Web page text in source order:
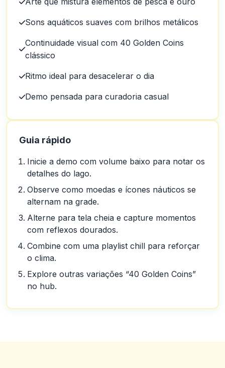
Sons aquáticos suaves com brilhos metálicos
Continuidade visual com 40 Golden Coins
clássico
Ritmo ideal para desacelerar o dia
Demo pensada para curadoria casual
Guia rápido
Inicie a demo com volume baixo para notar os
detalhes do lago.
Observe como moedas e ícones náuticos se
alternam na grade.
Alterne para tela cheia e capture momentos
com reflexos dourados.
Combine com uma playlist chill para reforçar
o clima.
Explore outras variações “40 Golden Coins”
no hub.